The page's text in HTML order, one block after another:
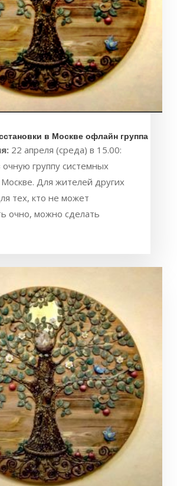
в Москве офлайн группа
22 апреля (среда) в 15.00:
группу системных
Москве. Для жителей других
тех, кто не может
очно, можно сделать